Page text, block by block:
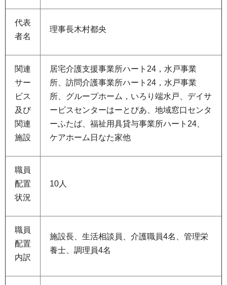
代表
者名
理事長木村都央
関連
サー
ビス
及び
関連
施設
居宅介護支援事業所ハート24，水戸事業
所、訪問介護事業所ハート24，水戸事業
所、グループホーム，いろり端水戸、デイサ
ービスセンターはーとぴあ、地域窓口センタ
ーふたば、福祉用具貸与事業所ハート24、
ケアホーム日なた家他
職員
配置
状況
10人
職員
配置
内訳
施設長、生活相談員、介護職員4名、管理栄
養士、調理員4名